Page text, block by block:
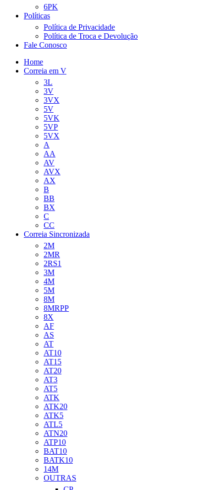
6PK
Políticas
Política de Privacidade
Política de Troca e Devolução
Fale Conosco
Home
Correia em V
3L
3V
3VX
5V
5VK
5VP
5VX
A
AA
AV
AVX
AX
B
BB
BX
C
CC
Correia Sincronizada
2M
2MR
2RS1
3M
4M
5M
8M
8MRPP
8X
AF
AS
AT
AT10
AT15
AT20
AT3
AT5
ATK
ATK20
ATK5
ATL5
ATN20
ATP10
BAT10
BATK10
14M
OUTRAS